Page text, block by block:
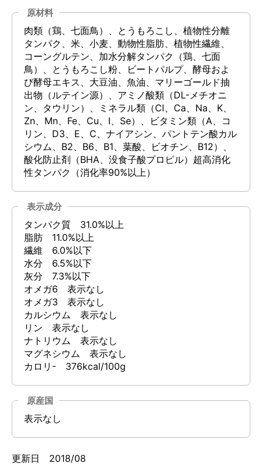
原材料
肉類（鶏、七面鳥）、とうもろこし、植物性分離
タンパク、米、小麦、動物性脂肪、植物性繊維、
コーングルテン、加水分解タンパク（鶏、七面
鳥）、とうもろこし粉、ビートパルプ、酵母およ
び酵母エキス、大豆油、魚油、マリーゴールド抽
出物（ルテイン源）、アミノ酸類（DL-メチオニ
ン、タウリン）、ミネラル類（Cl、Ca、Na、K、
Zn、Mn、Fe、Cu、I、Se）、ビタミン類（A、コ
リン、D3、E、C、ナイアシン、パントテン酸カル
シウム、B2、B6、B1、葉酸、ビオチン、B12）、
酸化防止剤（BHA、没食子酸プロピル）超高消化
性タンパク（消化率90%以上）
表示成分
タンパク質 31.0%以上
脂肪 11.0%以上
繊維 6.0%以下
水分 6.5%以下
灰分 7.3%以下
オメガ6 表示なし
オメガ3 表示なし
カルシウム 表示なし
リン 表示なし
ナトリウム 表示なし
マグネシウム 表示なし
カロリ- 376kcal/100g
原産国
表示なし
更新日 2018/08